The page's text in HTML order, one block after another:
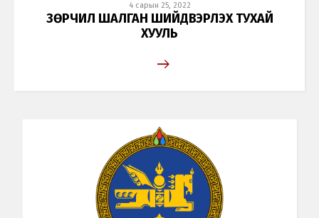
4 сарын 25, 2022
ЗӨРЧИЛ ШАЛГАН ШИЙДВЭРЛЭХ ТУХАЙ
ХУУЛЬ